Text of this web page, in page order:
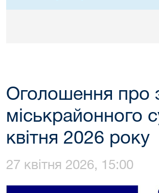
Оголошення про
міськрайонного
квітня 2026 року
27 квітня 2026, 15:00